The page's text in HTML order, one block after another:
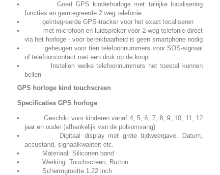
Goed GPS kinderhorloge met talrijke localisering
functies en geïntegreerde 2 weg telefonie
geïntegreerde GPS-tracker voor het exact localiseren
met microfoon en luidspreker voor 2-weg telefonie direct
via het horloge - voor bereikbaarheid is geen smartphone nodig
geheugen voor tien telefoonnummers voor SOS-signaal
of telefooncontact met een druk op de knop
Instellen welke telefoonnummers het toestel kunnen
bellen
GPS horloge kind touchscreen
Specificaties GPS horloge
Geschikt voor kinderen vanaf 4, 5, 6, 7, 8, 9, 10, 11, 12
jaar en ouder (afhankelijk van de polsomvang)
Digitaal display met grote tijdweergave. Datum,
accustand, signaalkwaliteit etc.
Materiaal: Siliconen band
Werking: Touchscreen, Button
Schermgrootte 1,22 inch